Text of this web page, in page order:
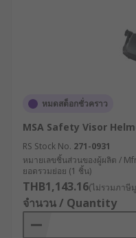
การทำงานในสภา
ห้องแล็บ ห้องเย็น
แบ่งตามประเภท
วัสดุที่ใช้ผลิตหน้ากากมีผ
และความปลอดภัยของผู้
โพลีคาร์บอเนต
แรงกระแทกสูง เห
มองเห็นชัดเจน ไม่บิ
อะคริลิก (Acrylic) :
หมดสต็อกชั่วคราว
MSA Safety Visor
RS Stock No. 271-0931
หมายเลขชิ้นส่วนของผู้ผลิต /
ยอดรวมย่อย (1 ชิ้น)
THB1,143.16(ไม่รวมภาษี
จำนวน / Quantity